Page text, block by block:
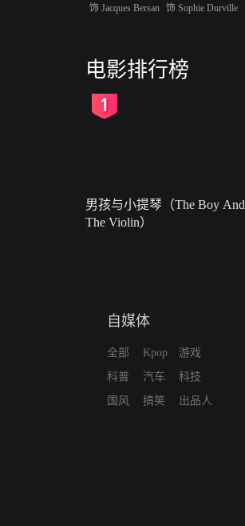
饰 Jacques Bersan 饰 Sophie Durville
电影排行榜
男孩与小提琴（The Boy And
The Violin）
自媒体
全部
科普
国风
Kpop
汽车
搞笑
游戏
科技
出品人